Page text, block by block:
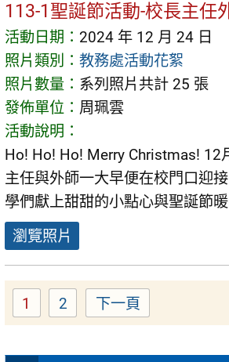
113-1聖誕節活動-校長主任
活動日期： 2024 年 12 月 24 日
照片類別： 教務處活動花絮
照片數量： 系列照片共計 25 張
發佈單位： 周珮雲
活動說明：
Ho! Ho! Ho! Merry Christmas! 12
主任與外師一大早便在校門口迎
學們獻上甜甜的小點心與聖誕節
瀏覽照片
Page
1 Page
2 下一頁